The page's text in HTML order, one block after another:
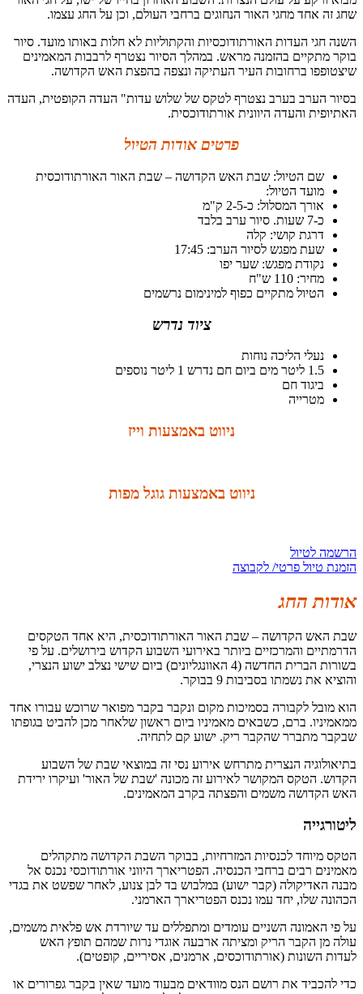
שחג זה אחד מחגי האור הנחוגים ברחבי העולם, וכן על החג עצמו.
השנה חגי העדות האורתודוכסיות והקתוליות לא חלות באותו מועד. סיור
בוקר מתקיים בהזמנה מראש. במהלך הסיור נצטרף לרבבות המאמינים
שיצטופפו ברחובות העיר העתיקה ונצפה בהפצת האש הקדושה.
בסיור הערב בערב נצטרף לטקס של שלוש עדות" העדה הקופטית, העדה
האתיופית והעדה היוונית אורתודוכסית.
פרטים אודות הטיול
שם הטיול: שבת האש הקדושה – שבת האור האורתודוכסית
מועד הטיול:
אורך המסלול: כ-2-5 ק"מ
כ-7 שעות. סיור ערב בלבד
דרגת קושי: קלה
שעת מפגש לסיור הערב: 17:45
נקודת מפגש: שער יפו
מחיר: 110 ש"ח
הטיול מתקיים כפוף למינימום נרשמים
ציוד נדרש
נעלי הליכה נוחות
1.5 ליטר מים ביום חם נדרש 1 ליטר נוספים
ביגוד חם
מטרייה
ניווט באמצעות וייז
ניווט באמצעות גוגל מפות
הרשמה לטיול
הזמנת טיול פרטי/ לקבוצה
אודות החג
שבת האש הקדושה – שבת האור האורתודוכסית, היא אחד הטקסים
הדרמתיים והמרכזיים ביותר באירועי השבוע הקדוש בירושלים. על פי
בשורות הברית החדשה (4 האוונגליונים) ביום שישי נצלב ישוע הנצרי,
והוציא את נשמתו בסביבות 9 בבוקר.
הוא מובל לקבורה בסמיכות מקום ונקבר בקבר מפואר שרוכש עבורו אחד
ממאמיניו. ברם, כשבאים מאמיניו ביום ראשון שלאחר מכן להביט בגופתו
שבקבר מתברר שהקבר ריק. ישוע קם לתחיה.
בתיאולוגיה הנצרית מתרחש אירוע נסי זה במוצאי שבת של השבוע
הקדוש. הטקס המקושר לאירוע זה מכונה 'שבת של האור' ועיקרו ירידת
האש הקדושה משמים והפצתה בקרב המאמינים.
ליטורגייה
הטקס מיוחד לכנסיות המזרחיות, בבוקר השבת הקדושה מתקהלים
מאמינים רבים ברחבי הכנסיה. הפטריארך היווני אורתודוכסי נכנס אל
מבנה האדיקולה (קבר ישוע) במלבוש בד לבן צנוע, לאחר שפשט את בגדי
הכהונה שלו, יחד עמו נכנס הפטריארך הארמני.
על פי האמונה השניים עומדים ומתפללים עד שיורדת אש פלאית משמים,
עולה מן הקבר הריק ומציתה ארבעה אוגדי נרות שמהם תופץ האש
לעדות השונות (אורתודוכסים, ארמנים, אסיריים, קופטים).
כדי להכביד את רושם הנס מוודאים מבעוד מועד שאין בקבר גפרורים או